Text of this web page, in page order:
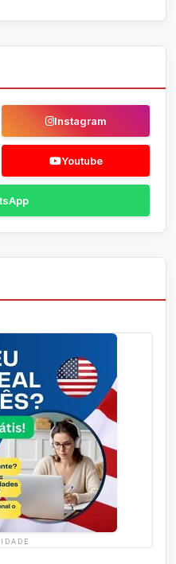
Instagram
Youtube